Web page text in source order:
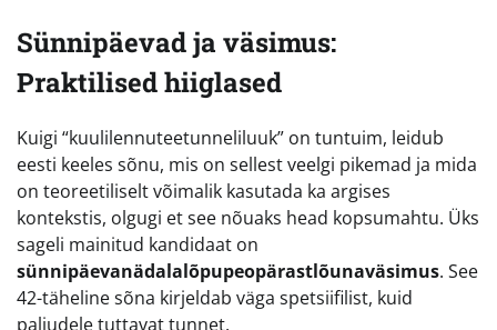
Sünnipäevad ja väsimus:
Praktilised hiiglased
Kuigi “kuulilennuteetunneliluuk” on tuntuim, leidub
eesti keeles sõnu, mis on sellest veelgi pikemad ja mida
on teoreetiliselt võimalik kasutada ka argises
kontekstis, olgugi et see nõuaks head kopsumahtu. Üks
sageli mainitud kandidaat on
sünnipäevanädalalõpupeopärastlõunaväsimus. See
42-täheline sõna kirjeldab väga spetsiifilist, kuid
paljudele tuttavat tunnet.